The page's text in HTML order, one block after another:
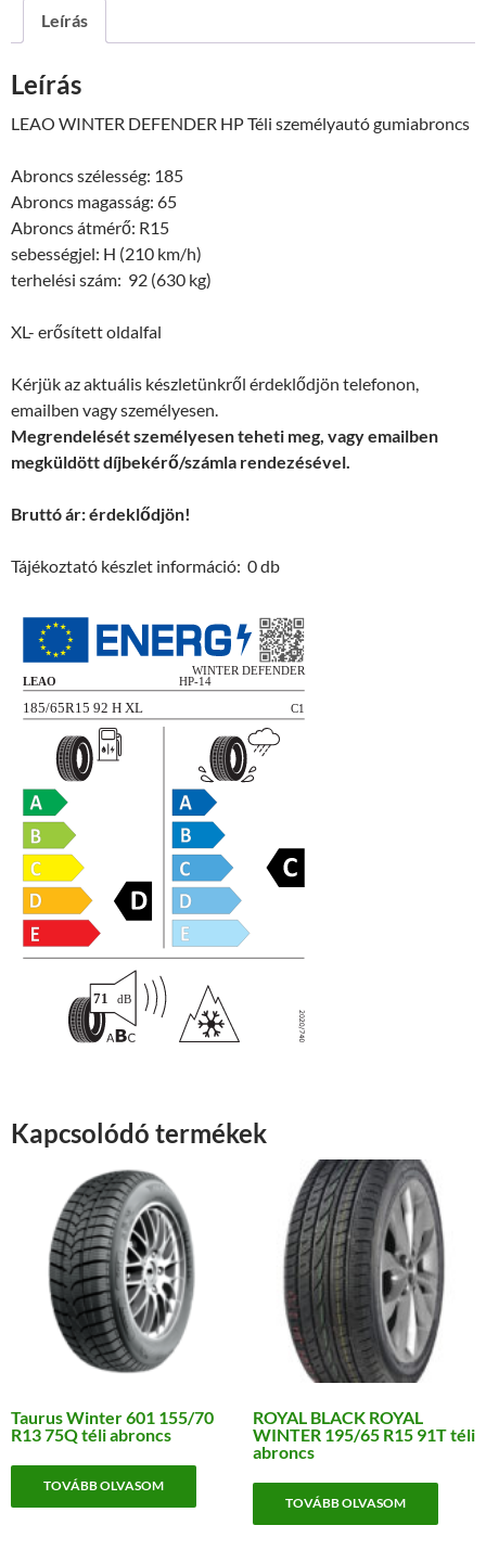
Leírás
Leírás
LEAO WINTER DEFENDER HP Téli személyautó gumiabroncs
Abroncs szélesség: 185
Abroncs magasság: 65
Abroncs átmérő: R15
sebességjel: H (210 km/h)
terhelési szám: 92 (630 kg)
XL- erősített oldalfal
Kérjük az aktuális készletünkről érdeklődjön telefonon,
emailben vagy személyesen.
Megrendelését személyesen teheti meg, vagy emailben
megküldött díjbekérő/számla rendezésével.
Bruttó ár: érdeklődjön!
Tájékoztató készlet információ: 0 db
Kapcsolódó termékek
Taurus Winter 601 155/70
R13 75Q téli abroncs
TOVÁBB OLVASOM
ROYAL BLACK ROYAL
WINTER 195/65 R15 91T téli
abroncs
TOVÁBB OLVASOM